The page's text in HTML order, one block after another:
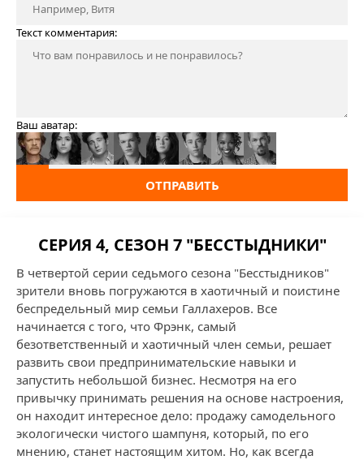
Текст комментария:
Ваш аватар:
ОТПРАВИТЬ
СЕРИЯ 4, СЕЗОН 7 "БЕССТЫДНИКИ"
В четвертой серии седьмого сезона "Бесстыдников"
зрители вновь погружаются в хаотичный и поистине
беспредельный мир семьи Галлахеров. Все
начинается с того, что Фрэнк, самый
безответственный и хаотичный член семьи, решает
развить свои предпринимательские навыки и
запустить небольшой бизнес. Несмотря на его
привычку принимать решения на основе настроения,
он находит интересное дело: продажу самодельного
экологически чистого шампуня, который, по его
мнению, станет настоящим хитом. Но, как всегда